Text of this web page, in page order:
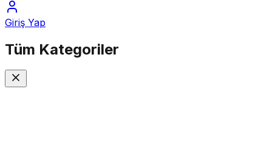
Giriş Yap
Tüm Kategoriler